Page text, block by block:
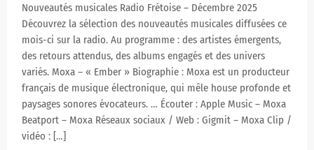
Nouveautés musicales Radio Frétoise – Décembre 2025
Découvrez la sélection des nouveautés musicales diffusées ce
mois-ci sur la radio. Au programme : des artistes émergents,
des retours attendus, des albums engagés et des univers
variés. Moxa – « Ember » Biographie : Moxa est un producteur
français de musique électronique, qui mêle house profonde et
paysages sonores évocateurs. … Écouter : Apple Music – Moxa
Beatport – Moxa Réseaux sociaux / Web : Gigmit – Moxa Clip /
vidéo : […]